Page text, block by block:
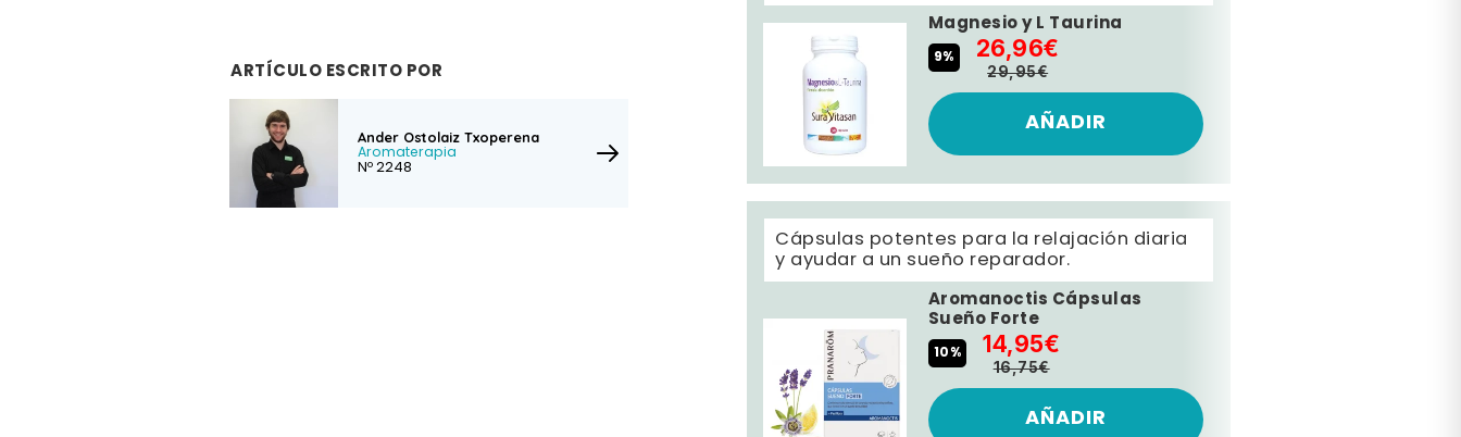
ARTÍCULO ESCRITO POR
Ander Ostolaiz Txoperena
Aromaterapia
Nº 2248
Magnesio y L Taurina
9% 26,96€
29,95€
AÑADIR
Cápsulas potentes para la relajación diaria
y ayudar a un sueño reparador.
Aromanoctis Cápsulas
Sueño Forte
10% 14,95€
16,75€
AÑADIR